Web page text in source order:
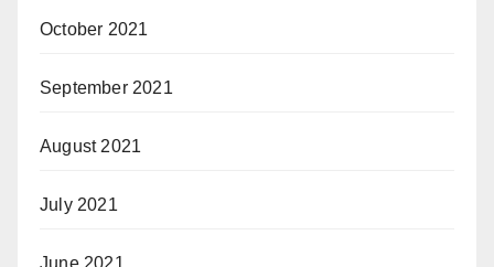
October 2021
September 2021
August 2021
July 2021